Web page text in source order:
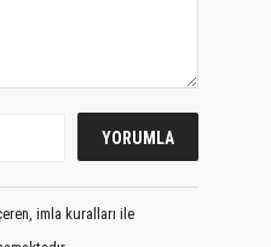
imla kuralları ile